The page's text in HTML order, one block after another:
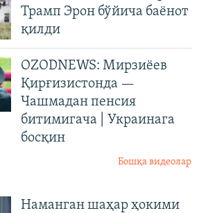
Трамп Эрон бўйича баёнот
қилди
OZODNEWS: Мирзиёев
Қирғизистонда —
Чашмадан пенсия
битимигача | Украинага
босқин
Бошқа видеолар
Наманган шаҳар ҳокими